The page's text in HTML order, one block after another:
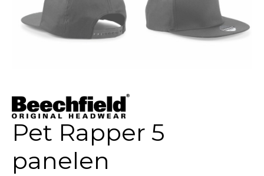
Pet Rapper 5
panelen